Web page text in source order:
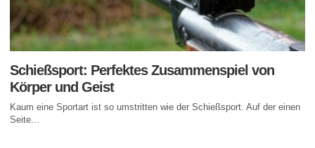
Schießsport: Perfektes Zusammenspiel von
Körper und Geist
Kaum eine Sportart ist so umstritten wie der Schießsport. Auf der einen
Seite...